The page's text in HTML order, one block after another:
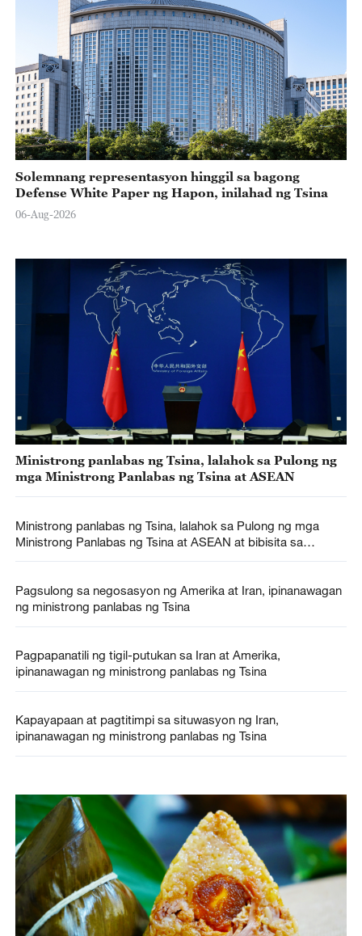
Solemnang representasyon hinggil sa bagong
Defense White Paper ng Hapon, inilahad ng Tsina
06-Aug-2026
Ministrong panlabas ng Tsina, lalahok sa Pulong ng
mga Ministrong Panlabas ng Tsina at ASEAN
Ministrong panlabas ng Tsina, lalahok sa Pulong ng mga
Ministrong Panlabas ng Tsina at ASEAN at bibisita sa
Pagsulong sa negosasyon ng Amerika at Iran, ipinanawagan
ng ministrong panlabas ng Tsina
Pagpapanatili ng tigil-putukan sa Iran at Amerika,
ipinanawagan ng ministrong panlabas ng Tsina
Kapayapaan at pagtitimpi sa situwasyon ng Iran,
ipinanawagan ng ministrong panlabas ng Tsina